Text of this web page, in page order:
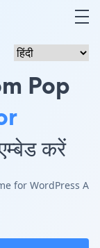
Pop
करें
for WordPress A